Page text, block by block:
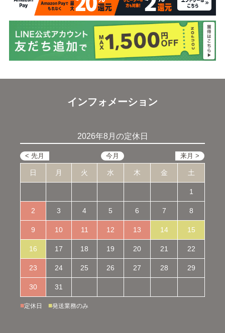
インフォメーション
2026年8月の定休日
日 月 火 水 木 金 土
1
2 3 4 5 6 7 8
9 10 11 12 13 14 15
16 17 18 19 20 21 22
23 24 25 26 27 28 29
30 31
■定休日 ■発送業務のみ